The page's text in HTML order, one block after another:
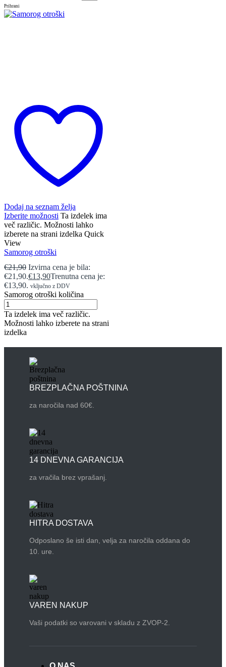
Prihrani
Dodaj na seznam želja
Izberite možnosti Ta izdelek ima
več različic. Možnosti lahko
izberete na strani izdelka Quick
View
Samorog otroški
€21,90 Izvirna cena je bila:
€21,90.€13,90Trenutna cena je:
€13,90. vključno z DDV
Samorog otroški količina
Ta izdelek ima več različic.
Možnosti lahko izberete na strani
izdelka
BREZPLAČNA POŠTNINA
za naročila nad 60€.
14 DNEVNA GARANCIJA
za vračila brez vprašanj.
HITRA DOSTAVA
Odposlano še isti dan, velja za naročila oddana do
10. ure.
VAREN NAKUP
Vaši podatki so varovani v skladu z ZVOP-2.